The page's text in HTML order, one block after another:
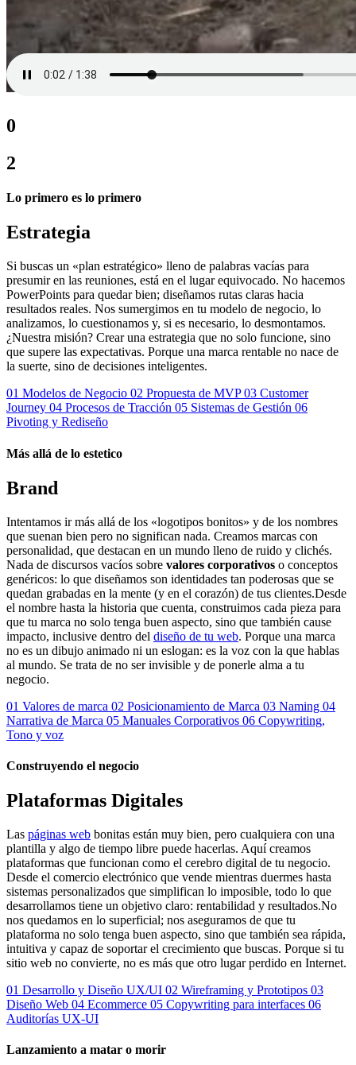
0
2
Lo primero es lo primero
Estrategia
Si buscas un «plan estratégico» lleno de palabras vacías para
presumir en las reuniones, está en el lugar equivocado. No hacemos
PowerPoints para quedar bien; diseñamos rutas claras hacia
resultados reales. Nos sumergimos en tu modelo de negocio, lo
analizamos, lo cuestionamos y, si es necesario, lo desmontamos.
¿Nuestra misión? Crear una estrategia que no solo funcione, sino
que supere las expectativas. Porque una marca rentable no nace de
la suerte, sino de decisiones inteligentes.
01 Modelos de Negocio 02 Propuesta de MVP03 Customer
Journey 04 Procesos de Tracción 05 Sistemas de Gestión 06
Pivoting y Rediseño
Más allá de lo estetico
Brand
Intentamos ir más allá de los «logotipos bonitos» y de los nombres
que suenan bien pero no significan nada. Creamos marcas con
personalidad, que destacan en un mundo lleno de ruido y clichés.
Nada de discursos vacíos sobre valores corporativos o conceptos
genéricos: lo que diseñamos son identidades tan poderosas que se
quedan grabadas en la mente (y en el corazón) de tus clientes.Desde
el nombre hasta la historia que cuenta, construimos cada pieza para
que tu marca no solo tenga buen aspecto, sino que también cause
impacto, inclusive dentro del diseño de tu web. Porque una marca
no es un dibujo animado ni un eslogan: es la voz con la que hablas
al mundo. Se trata de no ser invisible y de ponerle alma a tu
negocio.
01 Valores de marca 02 Posicionamiento de Marca 03 Naming 04
Narrativa de Marca 05 Manuales Corporativos 06 Copywriting,
Tono y voz
Construyendo el negocio
Plataformas Digitales
Las páginas web bonitas están muy bien, pero cualquiera con una
plantilla y algo de tiempo libre puede hacerlas. Aquí creamos
plataformas que funcionan como el cerebro digital de tu negocio.
Desde el comercio electrónico que vende mientras duermes hasta
sistemas personalizados que simplifican lo imposible, todo lo que
desarrollamos tiene un objetivo claro: rentabilidad y resultados.No
nos quedamos en lo superficial; nos aseguramos de que tu
plataforma no solo tenga buen aspecto, sino que también sea rápida,
intuitiva y capaz de soportar el crecimiento que buscas. Porque si tu
sitio web no convierte, no es más que otro lugar perdido en Internet.
01 Desarrollo y Diseño UX/UI 02 Wireframing y Prototipos 03
Diseño Web 04 Ecommerce 05 Copywriting para interfaces 06
Auditorías UX-UI
Lanzamiento a matar o morir